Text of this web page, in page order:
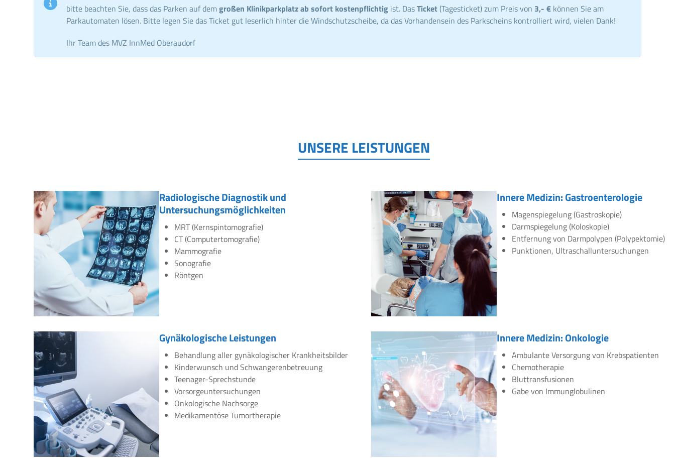
bitte beachten Sie, dass das Parken auf demgroßen Klinikparkplatz ab sofort kostenpflichtig ist. DasTicket (Tagesticket) zum Preis von 3,- € können Sie am
Parkautomaten lösen. Bitte legen Sie das Ticket gut leserlich hinter die Windschutzscheibe, da das Vorhandensein des Parkscheins kontrolliert wird, vielen Dank!
Ihr Team des MVZ InnMed Oberaudorf
UNSERE LEISTUNGEN
Radiologische Diagnostik und
Untersuchungsmöglichkeiten
MRT (Kernspintomografie)
CT (Computertomografie)
Mammografie
Sonografie
Röntgen
Gynäkologische Leistungen
Behandlung aller gynäkologischer Krankheitsbilder
Kinderwunsch und Schwangerenbetreuung
Teenager-Sprechstunde
Vorsorgeuntersuchungen
Onkologische Nachsorge
Medikamentöse Tumortherapie
Innere Medizin: Gastroenterologie
Magenspiegelung (Gastroskopie)
Darmspiegelung (Koloskopie)
Entfernung von Darmpolypen (Polypektomie)
Punktionen, Ultraschalluntersuchungen
Innere Medizin: Onkologie
Ambulante Versorgung von Krebspatienten
Chemotherapie
Bluttransfusionen
Gabe von Immunglobulinen